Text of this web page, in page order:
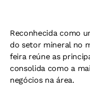
Reconhecida como
do setor mineral no
feira reúne as
consolida como a
negócios na área.